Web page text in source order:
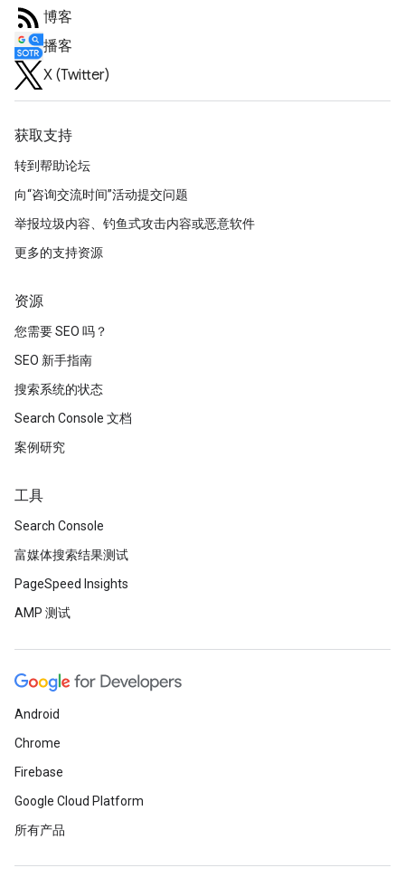
博客
播客
X (Twitter)
获取支持
转到帮助论坛
向“咨询交流时间”活动提交问题
举报垃圾内容、钓鱼式攻击内容或恶意软件
更多的支持资源
资源
您需要 SEO 吗？
SEO 新手指南
搜索系统的状态
Search Console 文档
案例研究
工具
Search Console
富媒体搜索结果测试
PageSpeed Insights
AMP 测试
Android
Chrome
Firebase
Google Cloud Platform
所有产品